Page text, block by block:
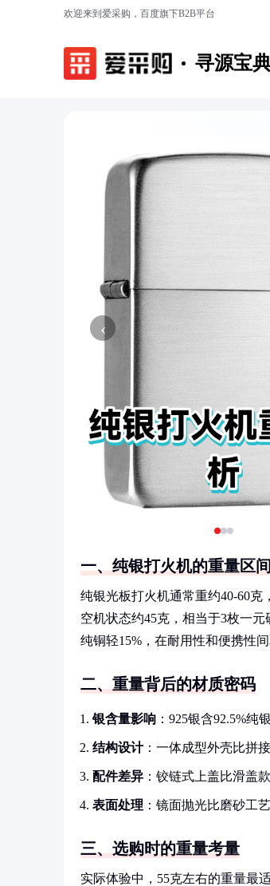
欢迎来到爱采购，百度旗下B2B平台
寻源宝
‹
一、纯银打火机的重量区间
纯银光板打火机通常重约40-60克
空机状态约45克，相当于3枚一
纯铜轻15%，在耐用性和便携性间
二、重量背后的材质密码
银含量影响 ：925银含92.5%
结构设计：一体成型外壳比拼
配件差异 ：铰链式上盖比滑盖
表面处理 ：镜面抛光比磨砂工
三、选购时的重量考量
实际体验中，55克左右的重量最